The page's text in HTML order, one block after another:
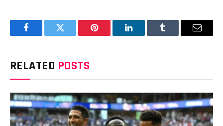
FacebookTwitter Pinterest LinkedInTumblr Email
RELATED POSTS